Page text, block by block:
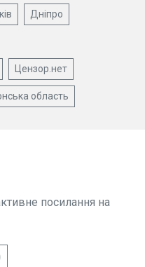
Дніпро
Цензор.нет
область
посилання на